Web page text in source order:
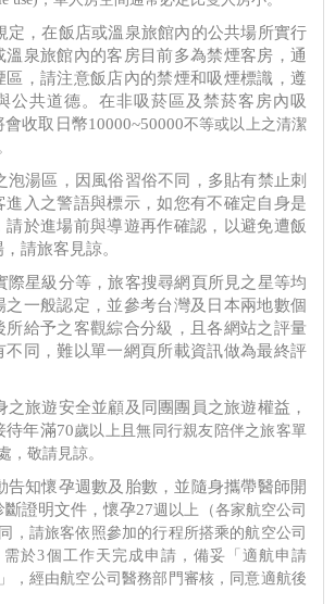
，在飯店或溫泉旅館內的公共場所實行
溫泉旅館內的客房目前多為禁煙客房，通
區，請注意飯店內的禁煙和吸煙標識，遵
公共道德。在非吸菸區及禁菸客房內吸
收取日幣10000~50000不等或以上之清潔
湯區，因風俗習俗不同，多貼有禁止刺
進入之警語與標示，如您有不確定自身是
請於進場前與導遊再作確認，以避免遭飯
請旅客見諒。
星級分等，旅客搜尋網頁所見之星等均
之一般認定，並參考台灣及日本兩地數個
所給予之客觀綜合分級，且各網站之評量
不同，難以單一網頁所載資訊做為最終評
旅遊安全並顧及同團團員之旅遊權益，
待年滿70歲以上且無同行親友陪伴之旅客單
，敬請見諒。
知懷孕週數及胎數，並隨身攜帶醫師開
斷證明文件，懷孕27週以上（各家航空公司
，請旅客依照參加的行程所搭乘的航空公司
需於3個工作天完成申請，備妥「適航申請
，經由航空公司醫務部門審核，同意適航後